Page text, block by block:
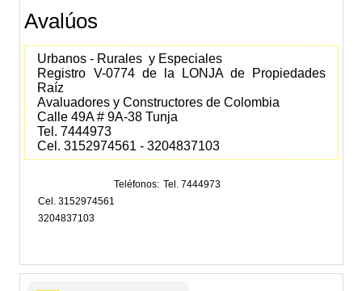
Avalúos
Urbanos - Rurales y Especiales
Registro V-0774 de la LONJA de Propiedades
Raíz
Avaluadores y Constructores de Colombia
Calle 49A # 9A-38 Tunja
Tel. 7444973
Cel. 3152974561 - 3204837103
Teléfonos
Tel. 7444973
Cel. 3152974561
3204837103